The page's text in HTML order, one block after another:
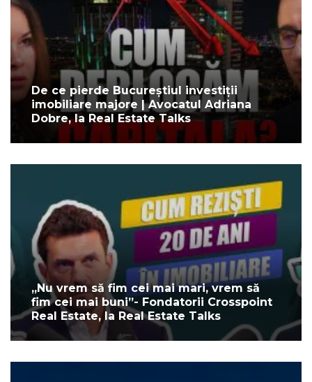
De ce pierde Bucureștiul investiții
imobiliare majore | Avocatul Adriana
Dobre, la Real Estate Talks
„Nu vrem să fim cei mai mari, vrem să
fim cei mai buni”- Fondatorii Crosspoint
Real Estate, la Real Estate Talks